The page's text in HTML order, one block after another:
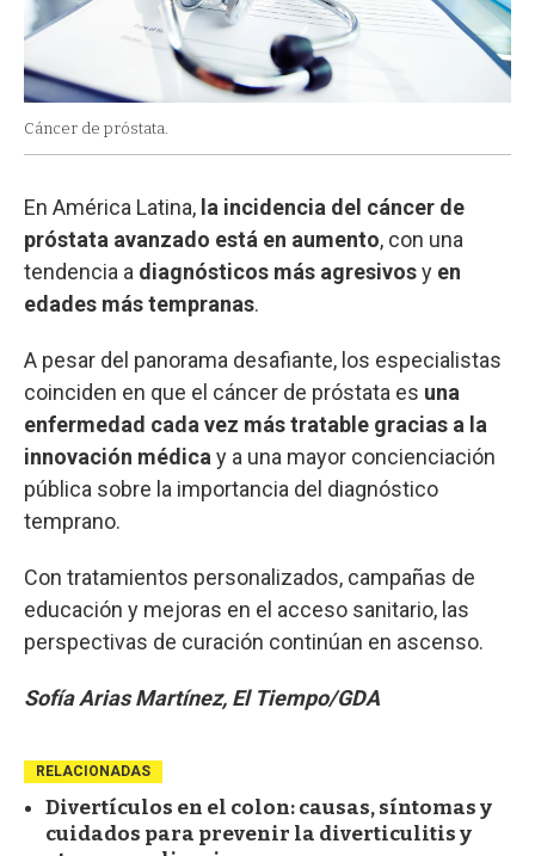
Cáncer de próstata.
En América Latina, la incidencia del cáncer de
próstata avanzado está en aumento, con una
tendencia a diagnósticos más agresivosy en
edades más tempranas.
A pesar del panorama desafiante, los especialistas
coinciden en que el cáncer de próstata es una
enfermedad cada vez más tratable gracias a la
innovación médica y a una mayor concienciación
pública sobre la importancia del diagnóstico
temprano.
Con tratamientos personalizados, campañas de
educación y mejoras en el acceso sanitario, las
perspectivas de curación continúan en ascenso.
Sofía Arias Martínez, El Tiempo/GDA
RELACIONADAS
Divertículos en el colon: causas, síntomas y
cuidados para prevenir la diverticulitis y